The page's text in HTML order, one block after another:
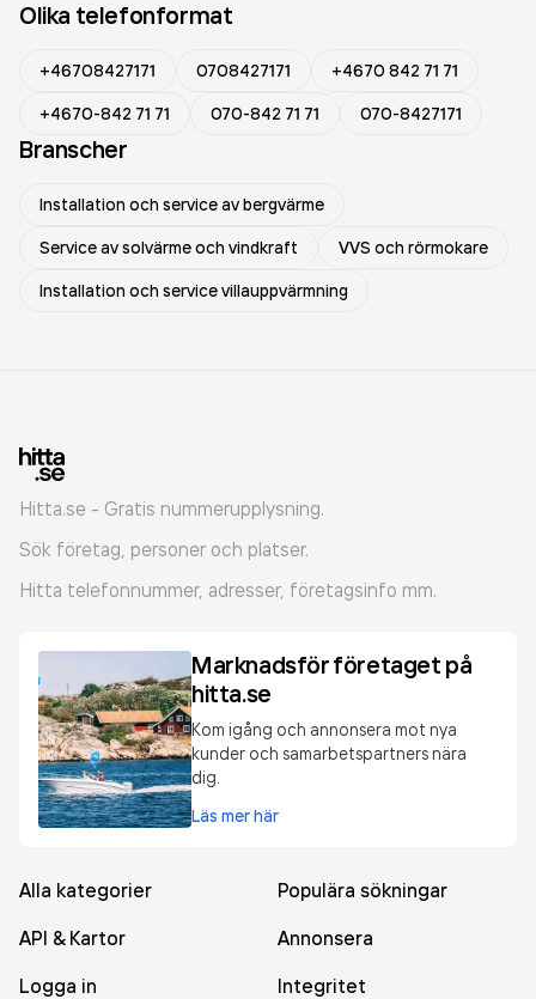
Olika telefonformat
+46708427171 0708427171
+4670 842 71 71
+4670-842 71 71
070-842 71 71 070-8427171
Branscher
Installation och service av bergvärme
Service av solvärme och vindkraft
VVS och rörmokare
Installation och service villauppvärmning
Hitta.se - Gratis nummerupplysning.
Sök företag, personer och platser.
Hitta telefonnummer, adresser, företagsinfo mm.
Marknadsför företaget på
hitta.se
Kom igång och annonsera mot nya
kunder och samarbetspartners nära
dig.
Läs mer här
Alla kategorier
Populära sökningar
API & Kartor
Annonsera
Logga in
Integritet